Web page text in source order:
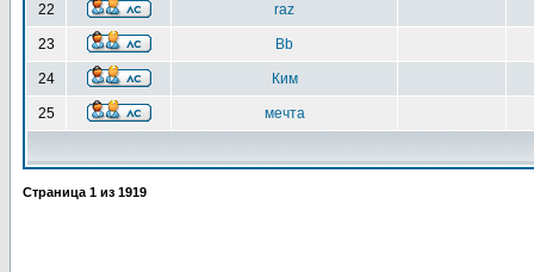
22 raz
23 Bb
24 Ким
25 мечта
Страница 1 из 1919